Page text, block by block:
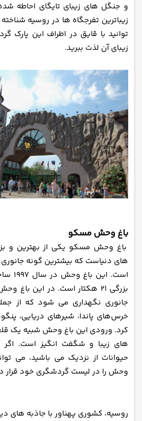
و جنگل ‌های زیبای تایگای احاطه
زیباترین تفرجگاه‌ ها در روسیه
توانید با قایق در اطراف این پارک
زیبای آن لذت ببرید.
باغ وحش مسکو
باغ وحش مسکو یکی از بهترین و
‌های دنیاست که بیشترین گونه
است.
جانوری نگهداری می ‌شود که از
خرس‌های پاندا، شیرهای دریایی،
کرد. ورودی این باغ وحش شبیه یک
های زیبا و شگفت انگیز است. اگر
حیوانات از نزدیک می ‌باشید، می
وحش را در لیست گردشگری خود قرار
روسیه، کشوری پهناور با جاذبه‌ های